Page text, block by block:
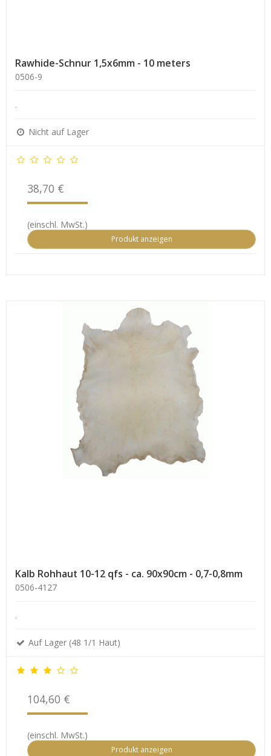
Rawhide-Schnur 1,5x6mm - 10 meters
0506-9
.
Nicht auf Lager
38,70 €
(einschl. MwSt.)
Produkt anzeigen
Kalb Rohhaut 10-12 qfs - ca. 90x90cm - 0,7-0,8mm
0506-4127
.
Auf Lager (48 1/1 Haut)
104,60 €
(einschl. MwSt.)
Produkt anzeigen